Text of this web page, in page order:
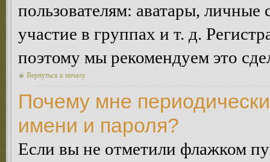
пользователям: аватары,
участие в группах и т. д.
поэтому мы рекомендуем это
Вернуться к началу
Почему мне
имени и пароля?
Если вы не отметили флажком